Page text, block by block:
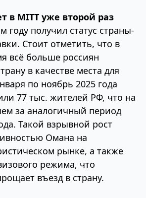
в MITT уже второй раз
году получил статус страны-
Стоит отметить, что в
всё больше россиян
в качестве места для
по ноябрь 2025 года
77 тыс. жителей РФ, что на
за аналогичный период
Такой взрывной рост
Омана на
рынке, а также
режима, что
въезд в страну.